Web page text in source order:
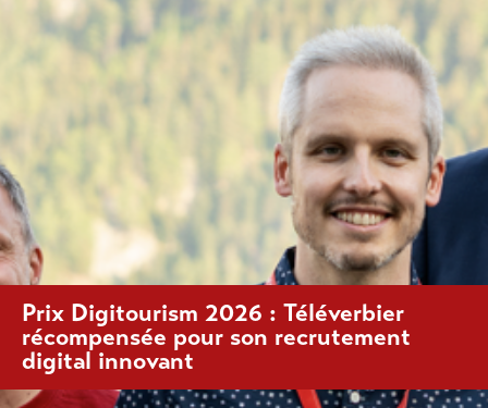
Prix Digitourism 2026 : Téléverbier
récompensée pour son recrutement
digital innovant